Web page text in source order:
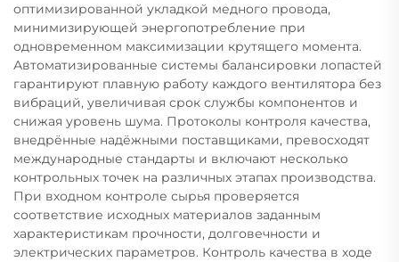
оптимизированной укладкой медного провода,
минимизирующей энергопотребление при
одновременном максимизации крутящего момента.
Автоматизированные системы балансировки лопастей
гарантируют плавную работу каждого вентилятора без
вибраций, увеличивая срок службы компонентов и
снижая уровень шума. Протоколы контроля качества,
внедрённые надёжными поставщиками, превосходят
международные стандарты и включают несколько
контрольных точек на различных этапах производства.
При входном контроле сырья проверяется
соответствие исходных материалов заданным
характеристикам прочности, долговечности и
электрических параметров. Контроль качества в ходе